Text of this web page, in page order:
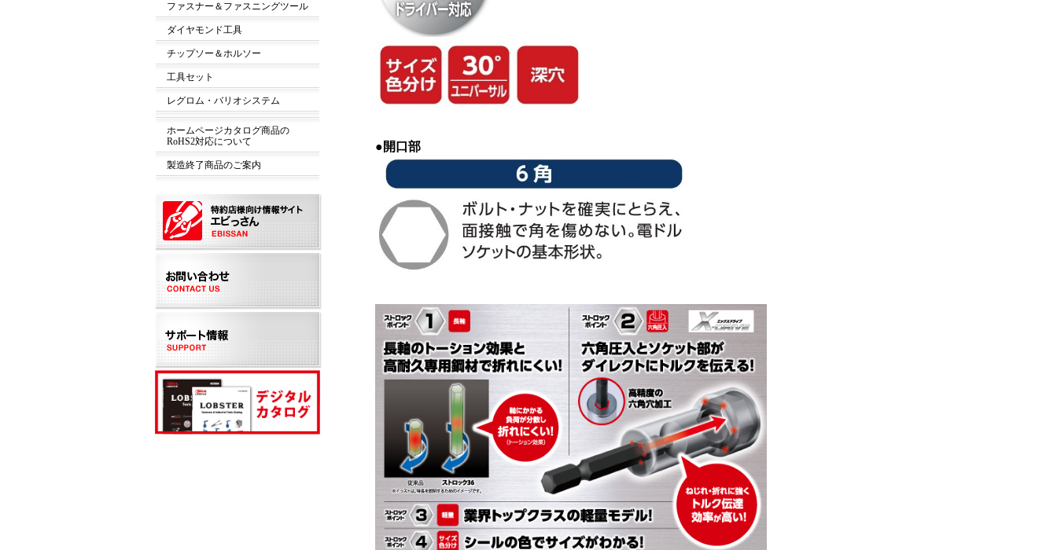
●開口部
ファスナー＆ファスニングツール
ダイヤモンド工具
チップソー＆ホルソー
工具セット
レグロム・バリオシステム
ホームページカタログ商品の
RoHS2対応について
製造終了商品のご案内